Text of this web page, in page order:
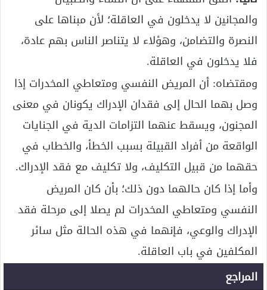
والمجانين لا يدخلون في العاقلة؛ لأن مبناها على
النصرة والتضامن، وهؤلاء لا يتناصر الناس بهم عادة،
فلا يدخلون في العاقلة.
ومقتضاه: أن المريض النفسي ومتعاطي المخدرات إذا
وصل بهما الحال إلى فقدان الإدراك يكونان في معنى
المجنون، ويسقط عنهما التزامات الدية في الجنايات
الواقعة من أفراد القبيلة بسبب الخطأ، والخطاب في
حقهما من قبيل التكليف، ولا تكليف مع فقد الإدراك.
وأما إذا كان حالهما دون ذلك؛ بأن كان المريض
النفسي ومتعاطي المخدرات لم يصلا إلى مرحلة فقد
الإدراك والوعي، فإنهما في هذه الحالة مثل سائر
المكلفين في باب العاقلة.
المراجع